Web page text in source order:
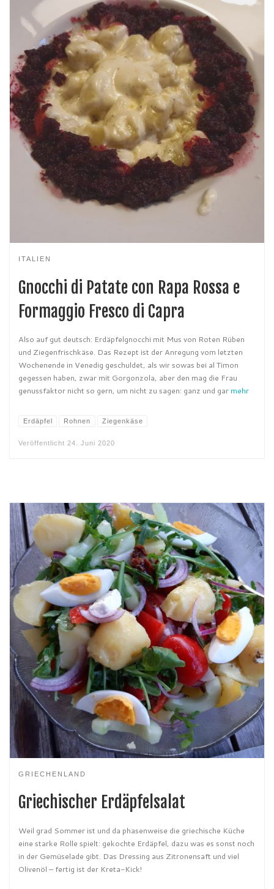
ITALIEN
Gnocchi di Patate con Rapa Rossa e
Formaggio Fresco di Capra
Also auf gut deutsch: Erdäpfelgnocchi mit Mus von Roten Rüben
und Ziegenfrischkäse. Das Rezept ist der Anregung vom letzten
Wochenende in Venedig geschuldet, als wir sowas bei al Timon
gegessen haben, zwar mit Gorgonzola, aber den mag die Frau
genussfaktor nicht so gern, um nicht zu sagen: ganz und gar mehr
Erdäpfel Rohnen Ziegenkäse
Veröffentlicht 24. Juni 2020
GRIECHENLAND
Griechischer Erdäpfelsalat
Weil grad Sommer ist und da phasenweise die griechische Küche
eine starke Rolle spielt: gekochte Erdäpfel, dazu was es sonst noch
in der Gemüselade gibt. Das Dressing aus Zitronensaft und viel
Olivenöl – fertig ist der Kreta-Kick!